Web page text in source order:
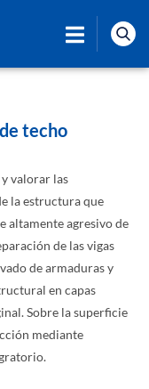
techo
valorar las
la estructura que
altamente agresivo de
de las vigas
de armaduras y
en capas
Sobre la superficie
mediante